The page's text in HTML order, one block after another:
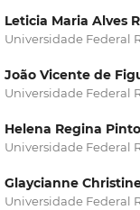
Leticia Maria Alves
Universidade Federal
João Vicente de
Universidade Federal
Helena Regina
Universidade Federal
Glaycianne
Universidade Federal